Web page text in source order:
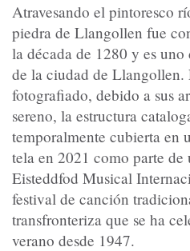
Atravesando el pintoresco
piedra de Llangollen fue
la década de 1280 y es
de la ciudad de Llangollen.
fotografiado, debido a sus
sereno, la estructura
temporalmente cubierta en
tela en 2021 como parte de
Eisteddfod Musical
festival de canción
transfronteriza que se ha
verano desde 1947.